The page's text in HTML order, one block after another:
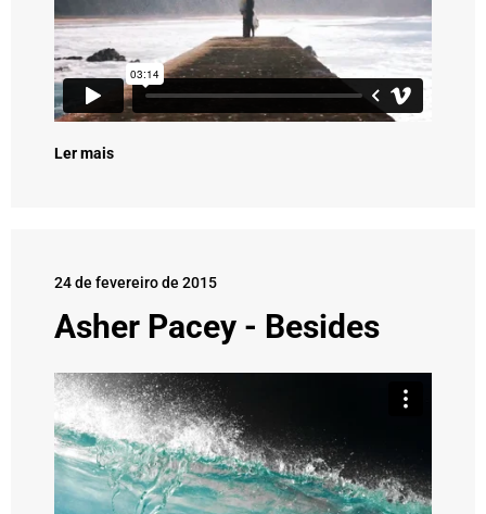
Ler mais
24 de fevereiro de 2015
Asher Pacey - Besides